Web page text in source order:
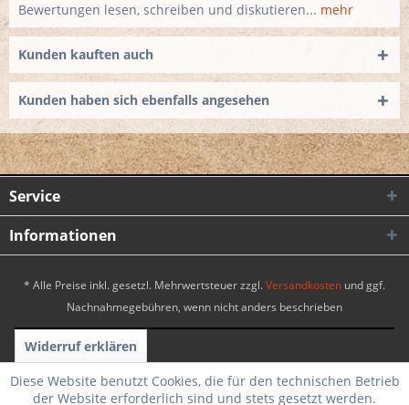
Bewertungen lesen, schreiben und diskutieren... mehr
Kunden kauften auch
Kunden haben sich ebenfalls angesehen
Service
Informationen
* Alle Preise inkl. gesetzl. Mehrwertsteuer zzgl.Versandkosten und ggf.
Nachnahmegebühren, wenn nicht anders beschrieben
Widerruf erklären
Realisiert mit Shopware | Theme by WebSelect
Diese Website benutzt Cookies, die für den technischen Betrieb
der Website erforderlich sind und stets gesetzt werden.